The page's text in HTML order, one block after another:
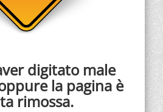
digitato male
la pagina è
rimossa.